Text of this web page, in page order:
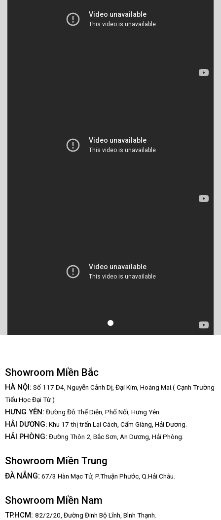
Showroom Miền Bắc
HÀ NỘI: Số 117 D4, Nguyễn Cảnh Dị, Đại Kim, Hoàng Mai.( Cạnh Trường
Tiểu Học Đại Từ )
HƯNG YÊN: Đường Đỗ Thế Diện, Phố Nối, Hưng Yên.
HẢI DƯƠNG: Khu 17 thị trấn Lai Cách, Cẩm Giàng, Hải Dương.
HẢI PHÒNG: Đường Thôn 2, Bắc Sơn, An Dương, Hải Phòng.
Showroom Miền Trung
ĐÀ NẴNG: 67/3 Hàn Mạc Tử, P.Thuận Phước, Q.Hải Châu.
Showroom Miền Nam
TP.HCM: 82/2/20, Đường Đinh Bộ Lĩnh, Bình Thạnh.